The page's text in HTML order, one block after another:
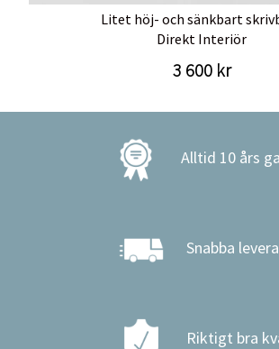
Litet höj- och sänkbart
Direkt Interiör
3 600 kr
Alltid 10 års
Snabba
Riktigt bra